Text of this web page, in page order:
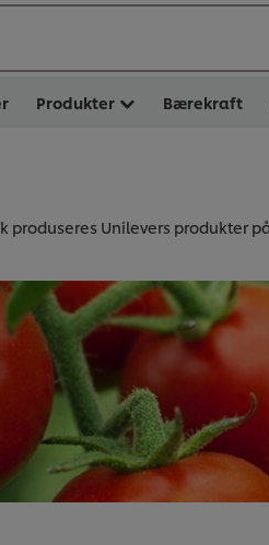
Produkter Bærekraft
produseres Unilevers produkter